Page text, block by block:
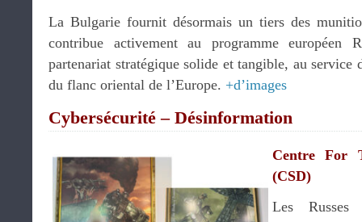
La Bulgarie fournit désormais un tiers des
contribue activement au programme européen
partenariat stratégique solide et tangible, au service
du flanc oriental de l’Europe. +d’images
Cybersécurité – Désinformation
Centre For
(CSD)
Les